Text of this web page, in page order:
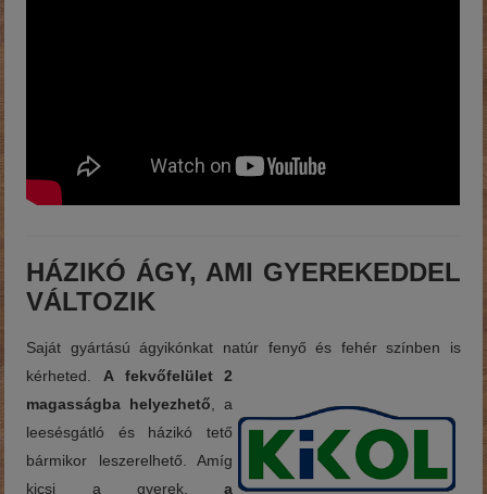
HÁZIKÓ ÁGY, AMI GYEREKEDDEL
VÁLTOZIK
Saját gyártású ágyikónkat natúr fenyő és fehér színben is
kérheted. A fekvőfelület 2
magasságba helyezhető , a
leesésgátló és házikó tető
bármikor leszerelhető. Amíg
kicsi a gyerek, a